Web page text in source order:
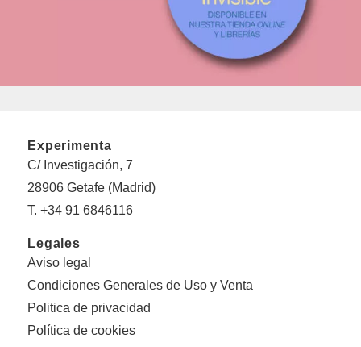
Experimenta
C/ Investigación, 7
28906 Getafe (Madrid)
T. +34 91 6846116
Legales
Aviso legal
Condiciones Generales de Uso y Venta
Politica de privacidad
Política de cookies